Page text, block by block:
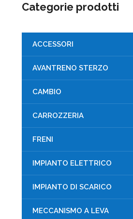
Categorie prodotti
ACCESSORI
AVANTRENO STERZO
CAMBIO
CARROZZERIA
FRENI
IMPIANTO ELETTRICO
IMPIANTO DI SCARICO
MECCANISMO A LEVA